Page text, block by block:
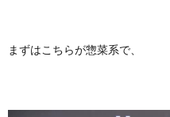
まずはこちらが惣菜系で、